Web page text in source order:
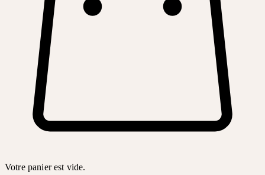
Votre panier est vide.